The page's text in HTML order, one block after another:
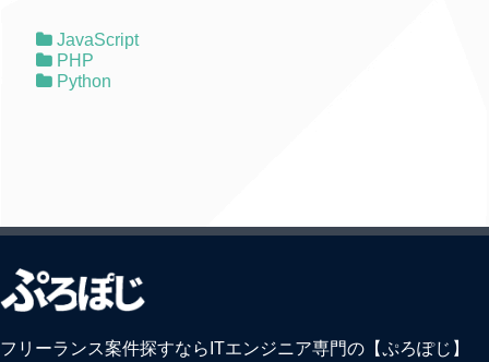
JavaScript
PHP
Python
フリーランス案件探すならITエンジニア専門の【ぷろぽじ】